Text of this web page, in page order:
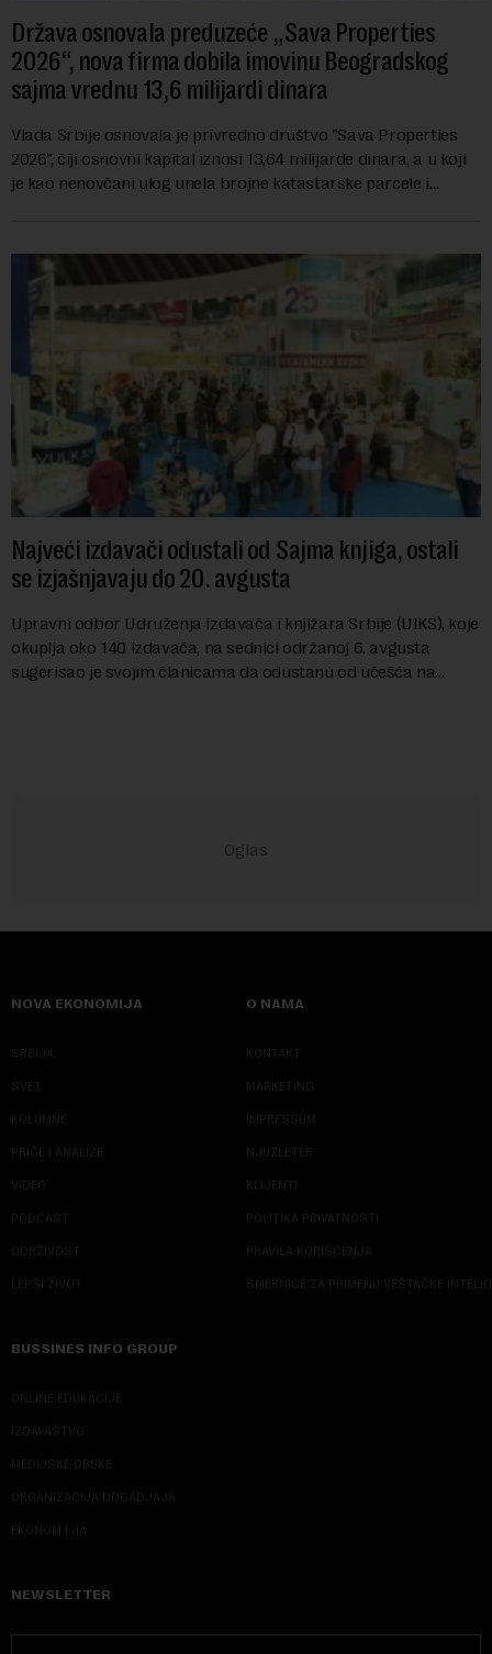
Država osnovala preduzeće „Sava Properties
2026“, nova firma dobila imovinu Beogradskog
sajma vrednu 13,6 milijardi dinara
Vlada Srbije osnovala je privredno društvo "Sava Properties
2026", čiji osnovni kapital iznosi 13,64 milijarde dinara, a u koji
je kao nenovčani ulog unela brojne katastarske parcele i
Najveći izdavači odustali od Sajma knjiga, ostali
se izjašnjavaju do 20. avgusta
Upravni odbor Udruženja izdavača i knjižara Srbije (UIKS), koje
okuplja oko 140 izdavača, na sednici održanoj 6. avgusta
sugerisao je svojim članicama da odustanu od učešća na
NOVA EKONOMIJA
SRBIJA
SVET
KOLUMNE
PRIČE I ANALIZE
VIDEO
PODCAST
ODRŽIVOST
LEPŠI ŽIVOT
O NAMA
KONTAKT
MARKETING
IMPRESSUM
NJUZLETER
KLIJENTI
POLITIKA PRIVATNOSTI
PRAVILA KORIŠĆENJA
SMERNICE ZA PRIMENU VEŠTAČKE
BUSSINES INFO GROUP
ONLINE EDUKACIJE
IZDAVAŠTVO
MEDIJSKE OBUKE
ORGANIZACIJA DOGADJAJA
EKONOM I JA
NEWSLETTER